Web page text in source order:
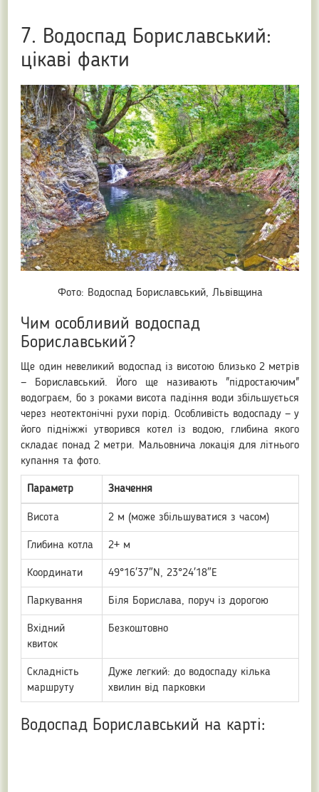
7. Водоспад Бориславський:
цікаві факти
Фото: Водоспад Бориславський, Львівщина
Чим особливий водоспад
Бориславський?
Ще один невеликий водоспад із висотою близько 2 метрів
— Бориславський. Його ще називають "підростаючим"
водограєм, бо з роками висота падіння води збільшується
через неотектонічні рухи порід. Особливість водоспаду — у
його підніжжі утворився котел із водою, глибина якого
складає понад 2 метри. Мальовнича локація для літнього
купання та фото.
Параметр Значення
Висота 2 м (може збільшуватися з часом)
Глибина котла 2+ м
Координати 49°16′37″N, 23°24′18″E
Паркування Біля Борислава, поруч із дорогою
Вхідний
квиток
Безкоштовно
Складність
маршруту
Дуже легкий: до водоспаду кілька
хвилин від парковки
Водоспад Бориславський на карті: